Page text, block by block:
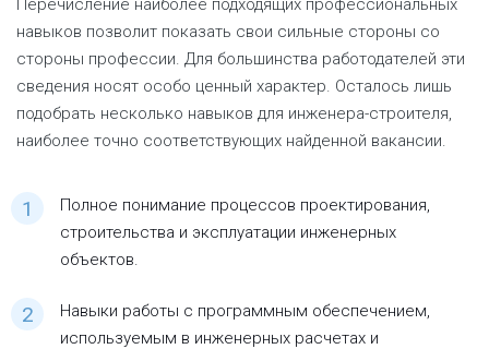
Перечисление наиболее подходящих профессиональных
навыков позволит показать свои сильные стороны со
стороны профессии. Для большинства работодателей эти
сведения носят особо ценный характер. Осталось лишь
подобрать несколько навыков для инженера-строителя,
наиболее точно соответствующих найденной вакансии.
Полное понимание процессов проектирования,
строительства и эксплуатации инженерных
объектов.
Навыки работы с программным обеспечением,
используемым в инженерных расчетах и